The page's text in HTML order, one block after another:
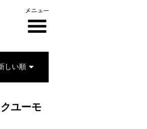
ユーモ